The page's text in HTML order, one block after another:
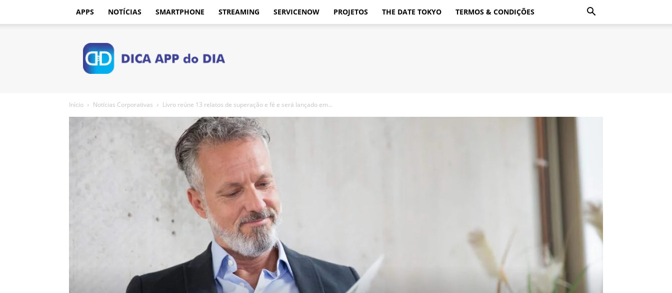
APPS NOTÍCIAS SMARTPHONE STREAMING SERVICENOW PROJETOS THE DATE TOKYO TERMOS & CONDIÇÕES
Dica
App
do
Dia
Início Notícias Corporativas Livro reúne 13 relatos de superação e fé e será lançado em...